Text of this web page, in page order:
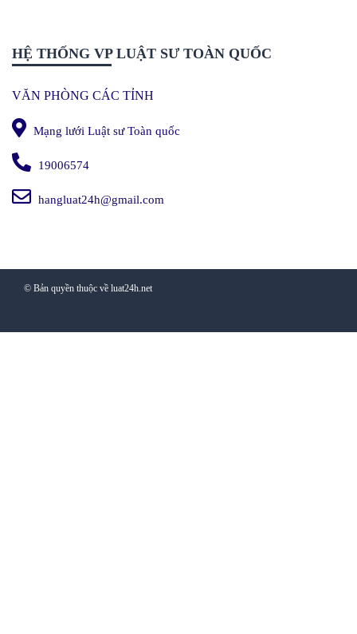
HỆ THỐNG VP LUẬT SƯ TOÀN QUỐC
VĂN PHÒNG CÁC TỈNH
Mạng lưới Luật sư Toàn quốc
19006574
hangluat24h@gmail.com
© Bản quyền thuộc về luat24h.net